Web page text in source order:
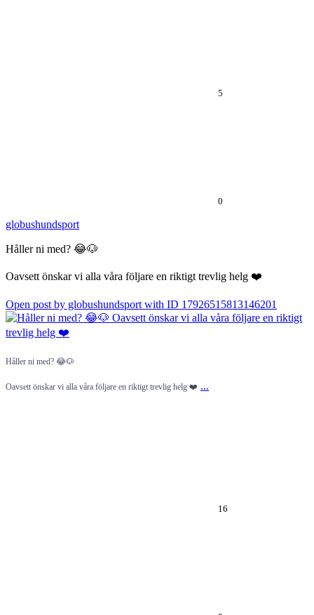
5
0
globushundsport
Håller ni med? 😂🐶
Oavsett önskar vi alla våra följare en riktigt trevlig helg ❤️
Open post by globushundsport with ID 17926515813146201
Håller ni med? 😂🐶
Oavsett önskar vi alla våra följare en riktigt trevlig helg ❤️ ...
16